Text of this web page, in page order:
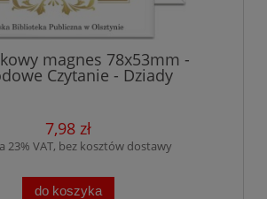
magnes 78x53mm -
Czytanie - Dziady
7,98 zł
23% VAT, bez kosztów dostawy
do koszyka